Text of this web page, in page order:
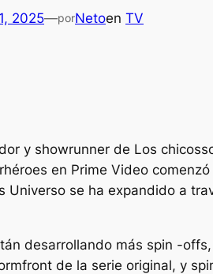
2025—porNetoen TV
y showrunner de Los chicos
en Prime Video
Universo se ha expandido a
desarrollando más spin -
de la serie original, y